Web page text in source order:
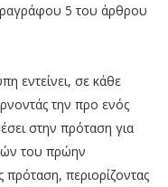
5 του άρθρου
εντείνει, σε κάθε
την προ ενός
στην πρόταση για
του πρώην
πρόταση, περιορίζοντας